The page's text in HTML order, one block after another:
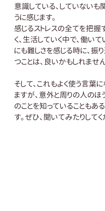
意識している、していないも
うに感じます。
感じるストレスの全てを把握
く、生活していく中で、働いて
にも難しさを感じる時に、振
つことは、良いかもしれませ
そして、これもよく使う言葉
ますが、意外と周りの人のほ
のことを知っていることもあ
す。ぜひ、聞いてみたりしてく